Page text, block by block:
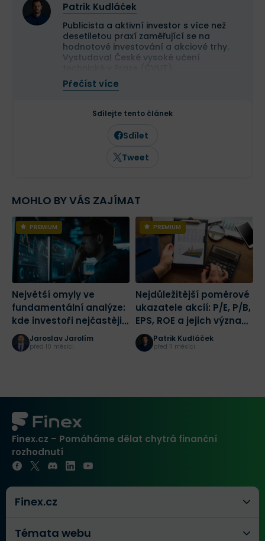
dění. Vedle Finexu pravidelně publikuje
odborné články a komentáře také v
dalších českých ekonomických médiích,
včetně Hospodářských novin.
Patrik Kudláček
Publicista a aktivní investor s více než
desetiletou praxí zaměřující se na
hodnotové investování a akciové trhy.
Vystudoval České vysoké učení
Ve své investiční strategii kombinuje
aktivní i pasivní přístup a zaměřuje se
společnosti a value investice. Ve svých
článcích se věnuje investičním
strategiím, psychologii investování a
analýze jednotlivých akcií.
Přečíst více
Sdílejte tento článek
Sdílet
Tweet
MOHLO BY VÁS ZAJÍMAT
PREMIUM
Největší omyly ve
fundamentální analýze:
kde investoři nejčastěji
chybují?
Jaroslav Jarolím
před 10 měsíci
PREMIUM
Nejdůležitější poměrové
ukazatele akcií: P/E, P/B,
EPS, ROE a jejich význam
pro investory
Patrik Kudláček
před 11 měsíci
Finex.cz – Pomáháme dělat chytrá finanční
rozhodnutí
Finex.cz
Témata webu